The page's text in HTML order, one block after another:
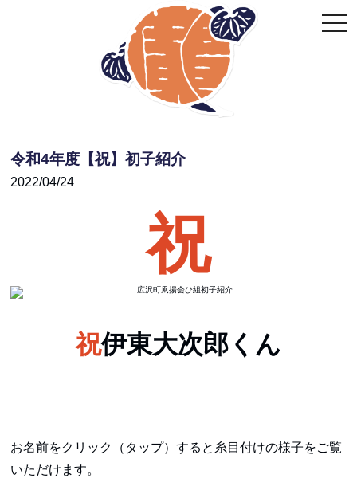
令和4年度【祝】初子紹介
2022/04/24
祝
祝伊東大次郎くん
お名前をクリック（タップ）すると糸目付けの様子をご覧
いただけます。